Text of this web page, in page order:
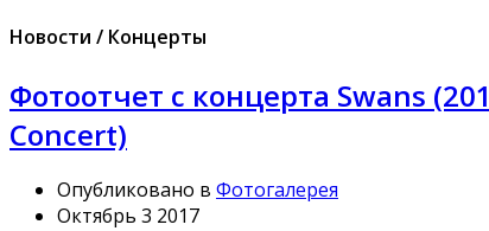
Новости / Концерты
Фотоотчет с концерта Swans
Concert)
Опубликовано в Фотогалерея
Октябрь 3 2017